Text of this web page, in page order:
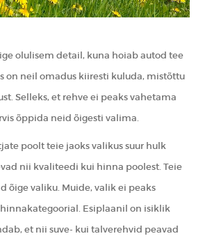
olulisem detail, kuna hoiab autod tee
on neil omadus kiiresti kuluda, mistõttu
Selleks, et rehve ei peaks vahetama
õppida neid õigesti valima.
poolt teie jaoks valikus suur hulk
nii kvaliteedi kui hinna poolest. Teie
õige valiku. Muide, valik ei peaks
Esiplaanil on isiklik
et nii suve- kui talverehvid peavad